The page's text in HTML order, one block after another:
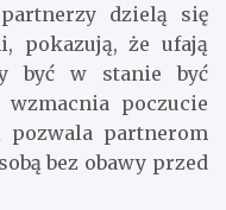
dzielą się
pokazują, że ufają
być w stanie być
poczucie
partnerom
bez obawy przed